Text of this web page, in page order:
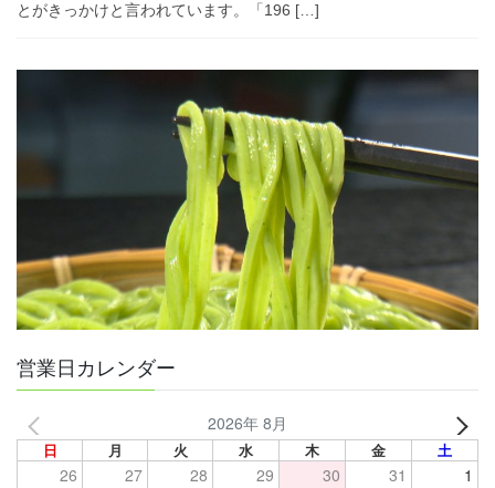
とがきっかけと言われています。「196 […]
営業日カレンダー
2026年 8月
日 月 火 水 木 金 土
26 27 28 29 30 31 1